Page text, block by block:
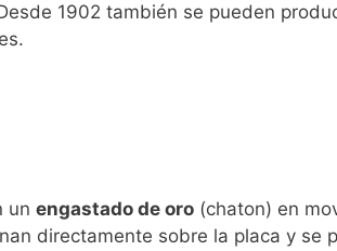
1902 también se pueden
un engastado de oro (chaton) en
directamente sobre la placa y se